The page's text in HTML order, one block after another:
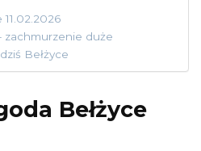
zachmurzenie duże
Bełżyce
Bełżyce